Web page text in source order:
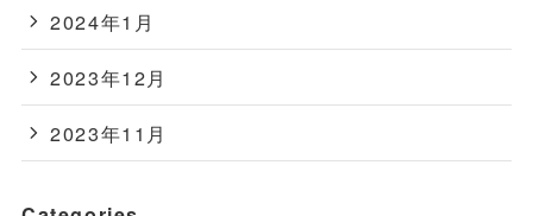
2024年1月
2023年12月
2023年11月